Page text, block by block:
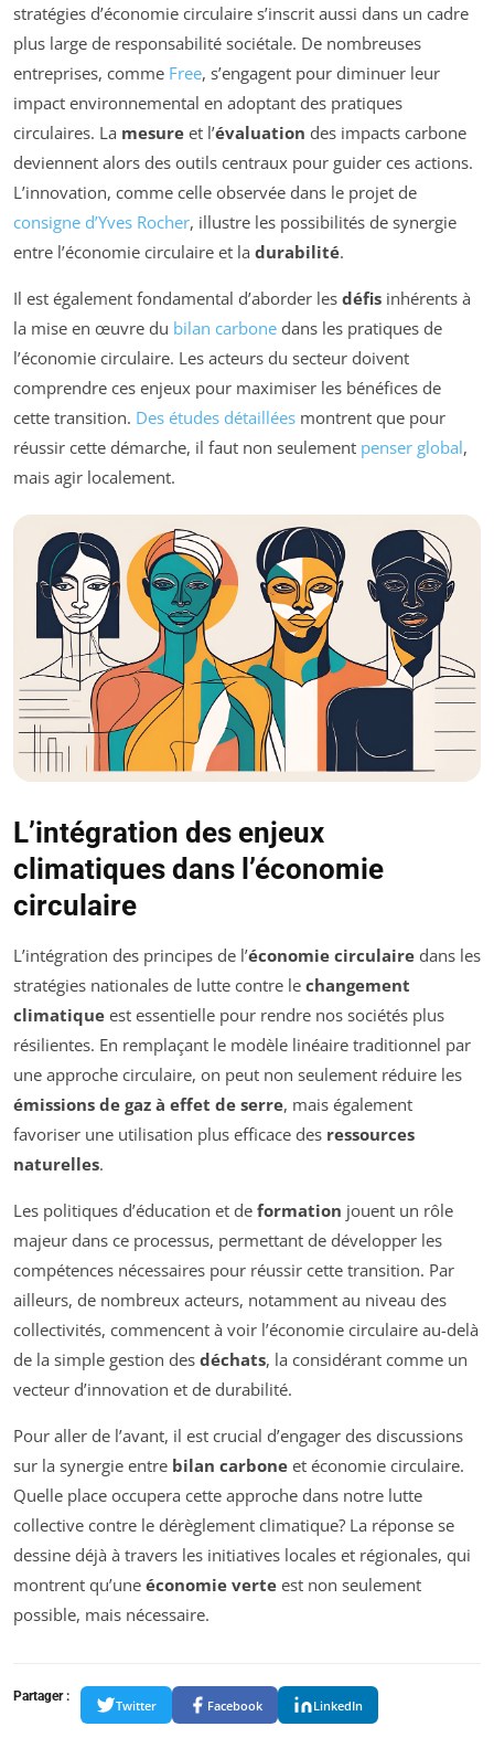
stratégies d’économie circulaire s’inscrit aussi dans un cadre
plus large de responsabilité sociétale. De nombreuses
entreprises, comme Free, s’engagent pour diminuer leur
impact environnemental en adoptant des pratiques
circulaires. La mesure et l’évaluation des impacts carbone
deviennent alors des outils centraux pour guider ces actions.
L’innovation, comme celle observée dans le projet de
consigne d’Yves Rocher, illustre les possibilités de synergie
entre l’économie circulaire et la durabilité.
Il est également fondamental d’aborder les défis inhérents à
la mise en œuvre du bilan carbone dans les pratiques de
l’économie circulaire. Les acteurs du secteur doivent
comprendre ces enjeux pour maximiser les bénéfices de
cette transition. Des études détaillées montrent que pour
réussir cette démarche, il faut non seulement penser global,
mais agir localement.
L’intégration des enjeux
climatiques dans l’économie
circulaire
L’intégration des principes de l’économie circulaire dans les
stratégies nationales de lutte contre le changement
climatique est essentielle pour rendre nos sociétés plus
résilientes. En remplaçant le modèle linéaire traditionnel par
une approche circulaire, on peut non seulement réduire les
émissions de gaz à effet de serre, mais également
favoriser une utilisation plus efficace des ressources
naturelles.
Les politiques d’éducation et de formation jouent un rôle
majeur dans ce processus, permettant de développer les
compétences nécessaires pour réussir cette transition. Par
ailleurs, de nombreux acteurs, notamment au niveau des
collectivités, commencent à voir l’économie circulaire au-delà
de la simple gestion des déchats, la considérant comme un
vecteur d’innovation et de durabilité.
Pour aller de l’avant, il est crucial d’engager des discussions
sur la synergie entre bilan carbone et économie circulaire.
Quelle place occupera cette approche dans notre lutte
collective contre le dérèglement climatique? La réponse se
dessine déjà à travers les initiatives locales et régionales, qui
montrent qu’une économie verte est non seulement
possible, mais nécessaire.
Partager :
Twitter Facebook LinkedIn